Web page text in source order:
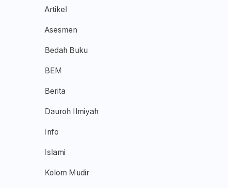
Artikel
Asesmen
Bedah Buku
BEM
Berita
Dauroh Ilmiyah
Info
Islami
Kolom Mudir